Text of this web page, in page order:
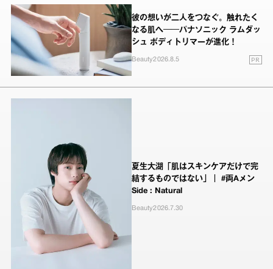
彼の想いが二人をつなぐ。触れたく
なる肌へ──パナソニック ラムダッ
シュ ボディトリマーが進化！
Beauty2026.8.5 PR
夏生大湖「肌はスキンケアだけで完
結するものではない」｜ #両Aメン
Side : Natural
Beauty2026.7.30